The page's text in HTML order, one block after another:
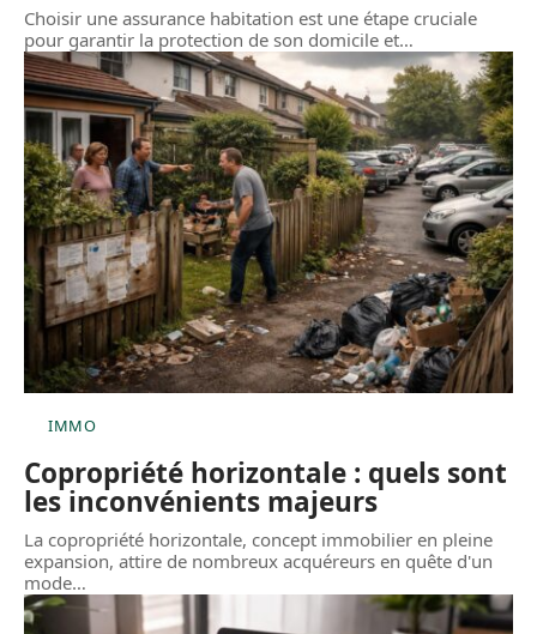
Choisir une assurance habitation est une étape cruciale
pour garantir la protection de son domicile et…
IMMO
Copropriété horizontale : quels sont
les inconvénients majeurs
La copropriété horizontale, concept immobilier en pleine
expansion, attire de nombreux acquéreurs en quête d'un
mode…